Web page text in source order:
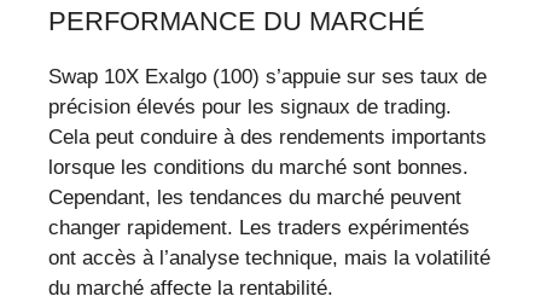
PERFORMANCE DU MARCHÉ
Swap 10X Exalgo (100) s’appuie sur ses taux de
précision élevés pour les signaux de trading.
Cela peut conduire à des rendements importants
lorsque les conditions du marché sont bonnes.
Cependant, les tendances du marché peuvent
changer rapidement. Les traders expérimentés
ont accès à l’analyse technique, mais la volatilité
du marché affecte la rentabilité.